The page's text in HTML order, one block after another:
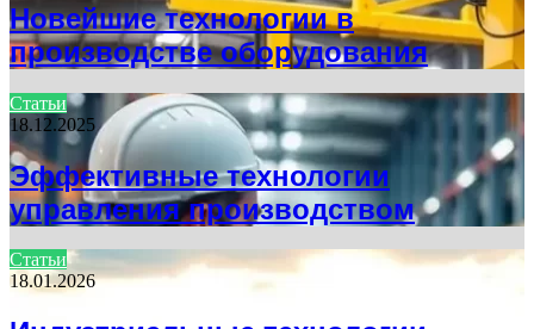
Новейшие технологии в
производстве оборудования
Статьи
18.12.2025
Эффективные технологии
управления производством
Статьи
18.01.2026